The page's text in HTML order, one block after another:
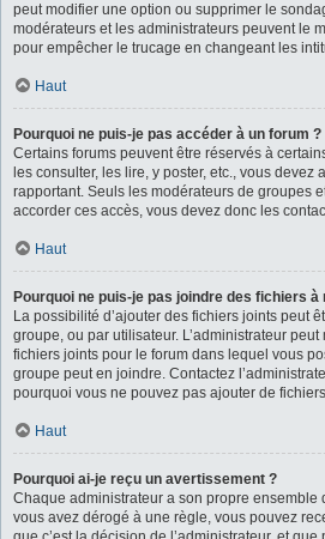
peut modifier une option ou supprimer le
modérateurs et les administrateurs peuvent le
pour empêcher le trucage en changeant les
Haut
Pourquoi ne puis-je pas accéder à un forum ?
Certains forums peuvent être réservés à
les consulter, les lire, y poster, etc., vous devez
rapportant. Seuls les modérateurs de groupes
accorder ces accès, vous devez donc les
Haut
Pourquoi ne puis-je pas joindre des fichiers à
La possibilité d’ajouter des fichiers joints peut
groupe, ou par utilisateur. L’administrateur
fichiers joints pour le forum dans lequel vous
groupe peut en joindre. Contactez
pourquoi vous ne pouvez pas ajouter de
Haut
Pourquoi ai-je reçu un avertissement ?
Chaque administrateur a son propre ensemble
vous avez dérogé à une règle, vous pouvez